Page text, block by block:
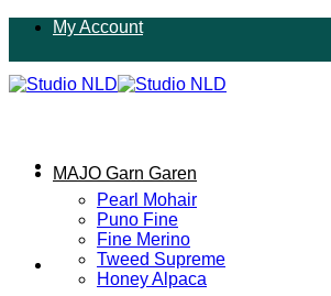
inhoud
My Account
MAJO Garn Garen
Pearl Mohair
Puno Fine
Fine Merino
Tweed Supreme
Honey Alpaca